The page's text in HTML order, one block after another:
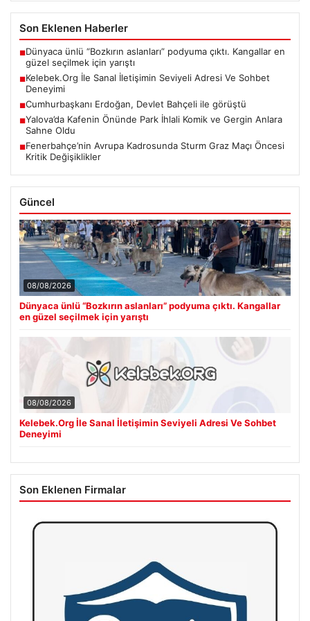
Son Eklenen Haberler
■Dünyaca ünlü “Bozkırın aslanları” podyuma çıktı. Kangallar en
güzel seçilmek için yarıştı
■Kelebek.Org İle Sanal İletişimin Seviyeli Adresi Ve Sohbet
Deneyimi
■Cumhurbaşkanı Erdoğan, Devlet Bahçeli ile görüştü
■Yalova’da Kafenin Önünde Park İhlali Komik ve Gergin Anlara
Sahne Oldu
■Fenerbahçe’nin Avrupa Kadrosunda Sturm Graz Maçı Öncesi
Kritik Değişiklikler
Güncel
08/08/2026
Dünyaca ünlü “Bozkırın aslanları” podyuma çıktı. Kangallar
en güzel seçilmek için yarıştı
08/08/2026
Kelebek.Org İle Sanal İletişimin Seviyeli Adresi Ve Sohbet
Deneyimi
Son Eklenen Firmalar